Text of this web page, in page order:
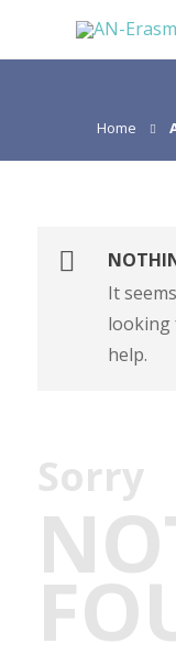
Home
It
looking
help.
Sorry